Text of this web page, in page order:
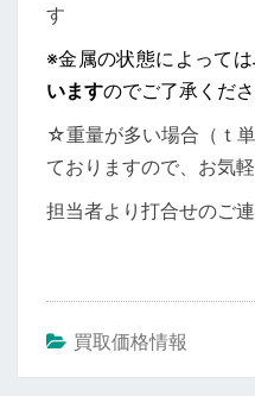
す
※金属の状態によっては
いますのでご了承くだ
☆重量が多い場合（ｔ
ておりますので、お気
担当者より打合せのご
買取価格情報